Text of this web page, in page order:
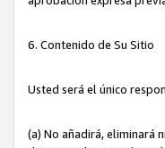
6. Contenido de Su Sitio
Usted será el único
(a) No añadirá, eliminará